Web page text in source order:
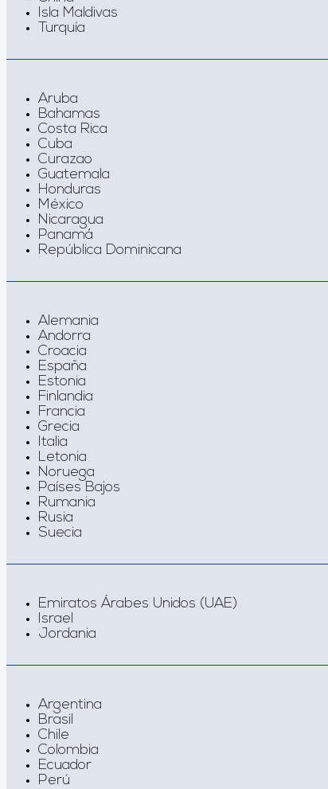
Isla Maldivas
Turquía
Aruba
Bahamas
Costa Rica
Cuba
Curazao
Guatemala
Honduras
México
Nicaragua
Panamá
República Dominicana
Alemania
Andorra
Croacia
España
Estonia
Finlandia
Francia
Grecia
Italia
Letonia
Noruega
Países Bajos
Rumania
Rusia
Suecia
Emiratos Árabes Unidos (UAE)
Israel
Jordania
Argentina
Brasil
Chile
Colombia
Ecuador
Perú